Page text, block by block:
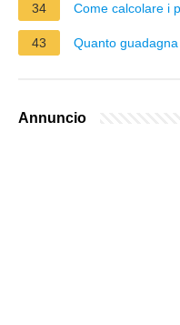
34 Come calcolare i
43 Quanto
Annuncio